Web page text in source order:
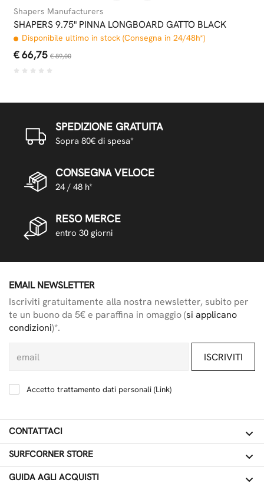
Shapers Manufacturers
SHAPERS 9.75" PINNA LONGBOARD GATTO BLACK
Disponibile ultimo in stock (Consegna in 24/48h*)
€ 66,75 € 89,00
SPEDIZIONE GRATUITA
Sopra 80€ di spesa*
CONSEGNA VELOCE
24 / 48 h*
RESO MERCE
entro 30 giorni
EMAIL NEWSLETTER
Iscriviti gratuitamente alla nostra newsletter, subito per
te un buono da 5€ e paraffina in omaggio (si applicano
condizioni)*.
ISCRIVITI
Accetto trattamento dati personali (Link)
CONTATTACI
SURFCORNER STORE
GUIDA AGLI ACQUISTI